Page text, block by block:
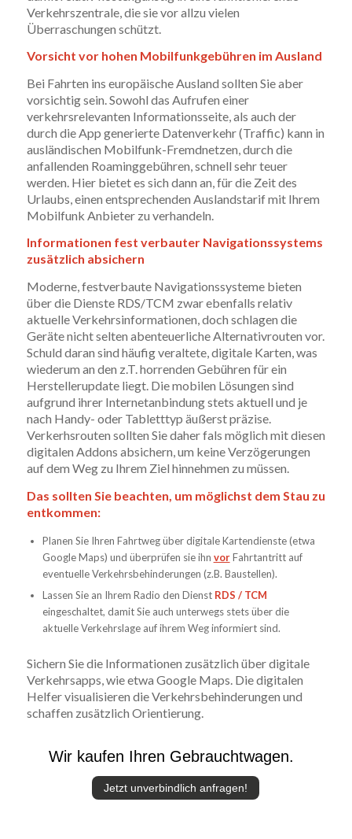
Verkehrszentrale, die sie vor allzu vielen
Überraschungen schützt.
Vorsicht vor hohen Mobilfunkgebühren im Ausland
Bei Fahrten ins europäische Ausland sollten Sie aber
vorsichtig sein. Sowohl das Aufrufen einer
verkehrsrelevanten Informationsseite, als auch der
durch die App generierte Datenverkehr (Traffic) kann in
ausländischen Mobilfunk-Fremdnetzen, durch die
anfallenden Roaminggebühren, schnell sehr teuer
werden. Hier bietet es sich dann an, für die Zeit des
Urlaubs, einen entsprechenden Auslandstarif mit Ihrem
Mobilfunk Anbieter zu verhandeln.
Informationen fest verbauter Navigationssystems
zusätzlich absichern
Moderne, festverbaute Navigationssysteme bieten
über die Dienste RDS/TCM zwar ebenfalls relativ
aktuelle Verkehrsinformationen, doch schlagen die
Geräte nicht selten abenteuerliche Alternativrouten vor.
Schuld daran sind häufig veraltete, digitale Karten, was
wiederum an den z.T. horrenden Gebühren für ein
Herstellerupdate liegt. Die mobilen Lösungen sind
aufgrund ihrer Internetanbindung stets aktuell und je
nach Handy- oder Tabletttyp äußerst präzise.
Verkerhsrouten sollten Sie daher fals möglich mit diesen
digitalen Addons absichern, um keine Verzögerungen
auf dem Weg zu Ihrem Ziel hinnehmen zu müssen.
Das sollten Sie beachten, um möglichst dem Stau zu
entkommen:
Planen Sie Ihren Fahrtweg über digitale Kartendienste (etwa
Google Maps) und überprüfen sie ihn vorFahrtantritt auf
eventuelle Verkehrsbehinderungen (z.B. Baustellen).
Lassen Sie an Ihrem Radio den Dienst RDS / TCM
eingeschaltet, damit Sie auch unterwegs stets über die
aktuelle Verkehrslage auf ihrem Weg informiert sind.
Sichern Sie die Informationen zusätzlich über digitale
Verkehrsapps, wie etwa Google Maps. Die digitalen
Helfer visualisieren die Verkehrsbehinderungen und
schaffen zusätzlich Orientierung.
Wir kaufen Ihren Gebrauchtwagen.
Jetzt unverbindlich anfragen!